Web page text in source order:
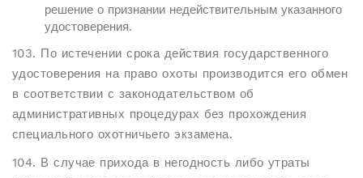
решение о признании недействительным указанного
удостоверения.
103. По истечении срока действия государственного
удостоверения на право охоты производится его обмен
в соответствии с законодательством об
административных процедурах без прохождения
специального охотничьего экзамена.
104. В случае прихода в негодность либо утраты